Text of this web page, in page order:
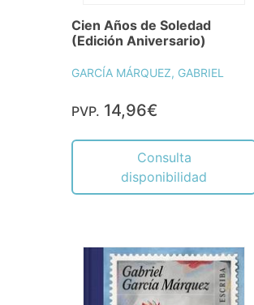
Cien Años de Soledad
(Edición Aniversario)
GARCÍA MÁRQUEZ, GABRIEL
PVP. 14,96€
Consulta
disponibilidad